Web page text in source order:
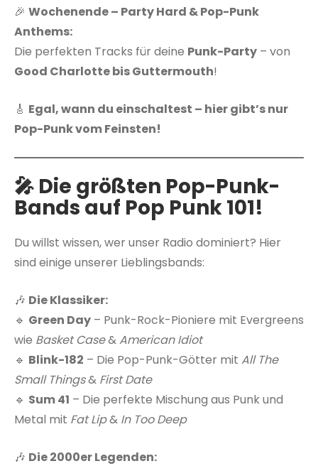
🎉 Wochenende – Party Hard & Pop-Punk
Anthems:
Die perfekten Tracks für deine Punk-Party – von
Good Charlotte bis Guttermouth!
🎸 Egal, wann du einschaltest – hier gibt’s nur
Pop-Punk vom Feinsten!
🎤 Die größten Pop-Punk-
Bands auf Pop Punk 101!
Du willst wissen, wer unser Radio dominiert? Hier
sind einige unserer Lieblingsbands:
🎶 Die Klassiker:
🔹 Green Day – Punk-Rock-Pioniere mit Evergreens
wie Basket Case&American Idiot
🔹 Blink-182 – Die Pop-Punk-Götter mit All The
Small Things& First Date
🔹 Sum 41 – Die perfekte Mischung aus Punk und
Metal mit Fat Lip& In Too Deep
🎶 Die 2000er Legenden: